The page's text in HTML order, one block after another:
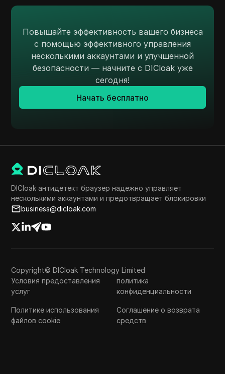
Повышайте эффективность вашего бизнеса
с помощью эффективного управления
несколькими аккаунтами и улучшенной
безопасности — начните с DICloak уже
сегодня!
Начать бесплатно
DICloak антидетект браузер надежно управляет
несколькими аккаунтами и предотвращает блокировки
business@dicloak.com
Copyright© DICloak Technology Limited
Условия предоставления
услуг
политика
конфиденциальности
Политике использования
файлов cookie
Соглашение о возврата
средств